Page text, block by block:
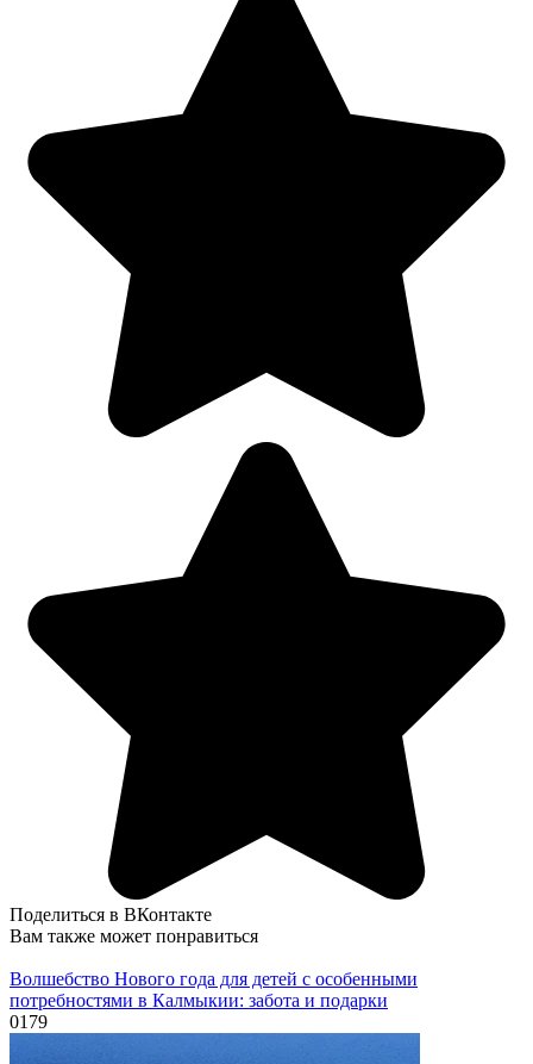
Поделиться в ВКонтакте
Вам также может понравиться
Волшебство Нового года для детей с особенными
потребностями в Калмыкии: забота и подарки
0179